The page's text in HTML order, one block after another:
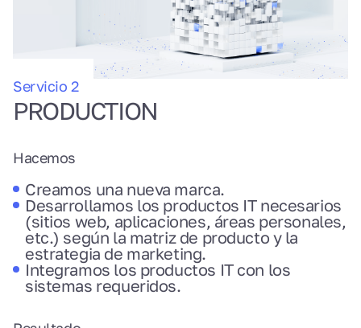
Servicio 2
PRODUCTION
Hacemos
Creamos una nueva marca.
Desarrollamos los productos IT necesarios
(sitios web, aplicaciones, áreas personales,
etc.) según la matriz de producto y la
estrategia de marketing.
Integramos los productos IT con los
sistemas requeridos.